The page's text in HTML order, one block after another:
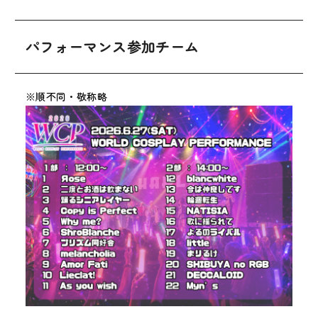
パフォーマンス参加チーム
※順不同・敬称略